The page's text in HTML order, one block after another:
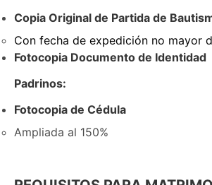
Copia Original de Partida de
Con fecha de expedición no mayor
Fotocopia Documento de Identidad
Padrinos:
Fotocopia de Cédula
Ampliada al 150%